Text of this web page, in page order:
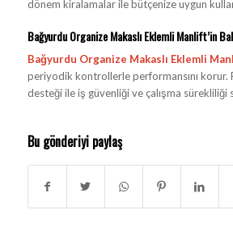
dönem kiralamalar ile bütçenize uygun
Bağyurdu Organize Makaslı Eklemli Manlift’in
Bağyurdu Organize Makaslı Eklemli
periyodik kontrollerle performansını korur.
desteği ile iş güvenliği ve çalışma sürekliliği
Bu gönderiyi paylaş